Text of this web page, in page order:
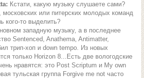
Кстати, какую музыку слушаете сами?
московских или питерских молодых команд
кого-то выделить?
западную музыку, а в последнее
Sentenced, Anathema, Antimatter,
трип-хоп и down tempo. Из новых
только Horizon 8...Есть две вологодские
нравятся: это Post Scriptum и My own
тульская группа Forgive me not часто